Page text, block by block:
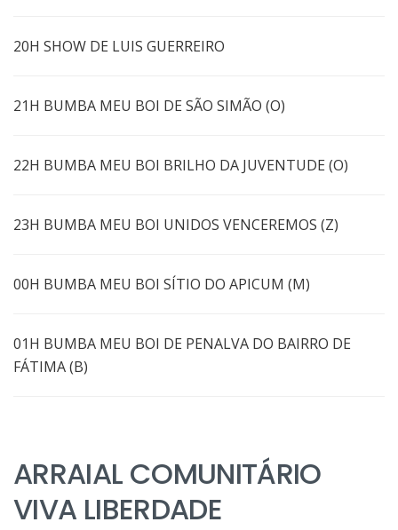
20H SHOW DE LUIS GUERREIRO
21H BUMBA MEU BOI DE SÃO SIMÃO (O)
22H BUMBA MEU BOI BRILHO DA JUVENTUDE (O)
23H BUMBA MEU BOI UNIDOS VENCEREMOS (Z)
00H BUMBA MEU BOI SÍTIO DO APICUM (M)
01H BUMBA MEU BOI DE PENALVA DO BAIRRO DE
FÁTIMA (B)
ARRAIAL COMUNITÁRIO
VIVA LIBERDADE